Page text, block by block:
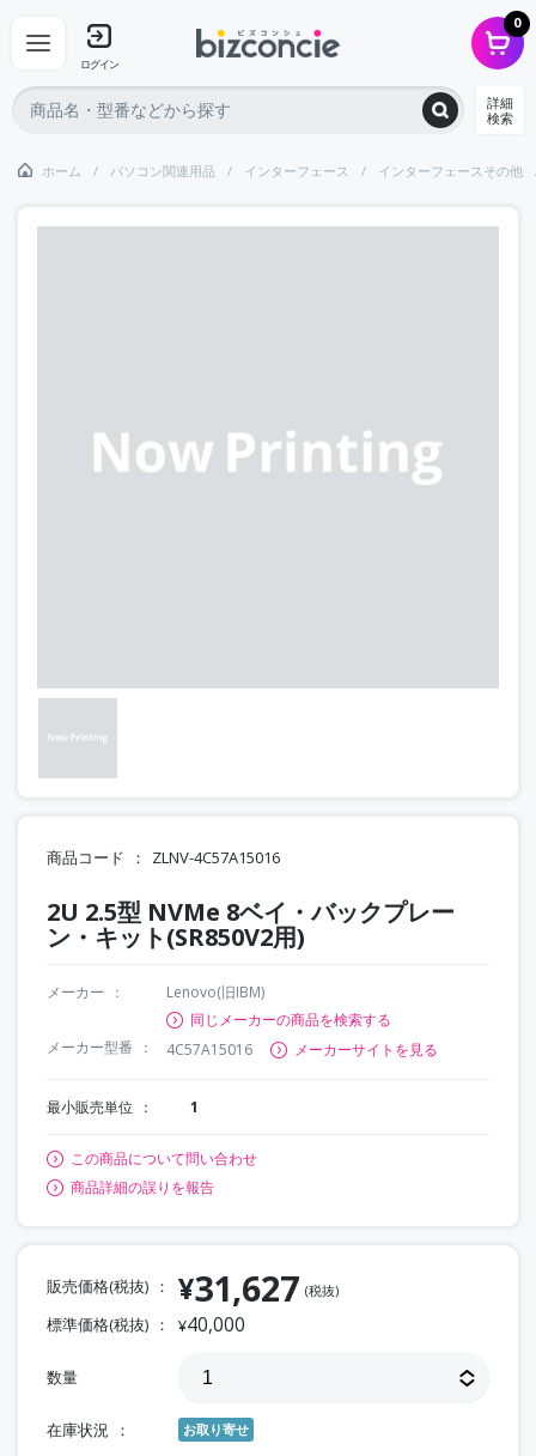
ログイン
0
詳細
検索
ホーム パソコン関連用品 インターフェース インターフェースその他
商品コード ZLNV-4C57A15016
2U 2.5型 NVMe 8ベイ・バックプレー
ン・キット(SR850V2用)
メーカー
Lenovo(旧IBM)
同じメーカーの商品を検索する
メーカー型番
4C57A15016 メーカーサイトを見る
最小販売単位 1
この商品について問い合わせ
商品詳細の誤りを報告
販売価格(税抜) ¥31,627 (税抜)
標準価格(税抜) ¥40,000
数量
在庫状況 お取り寄せ